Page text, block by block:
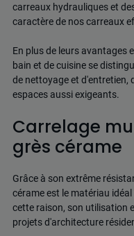
carreaux hydrauliques et
caractère de nos carreaux
En plus de leurs avantages
bain et de cuisine se
de nettoyage et d'entretien,
espaces aussi exigeants.
Carrelage
grès cérame
Grâce à son extrême
cérame est le matériau
cette raison, son utilisation
projets d'architecture